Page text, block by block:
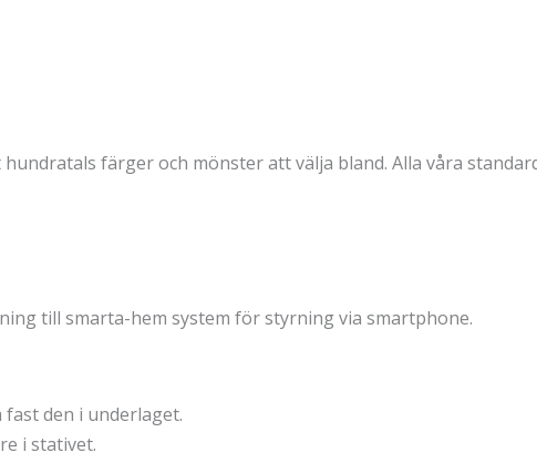
färger och mönster att välja bland. Alla våra
till smarta-hem system för styrning via smartphone.
den i underlaget.
i stativet.